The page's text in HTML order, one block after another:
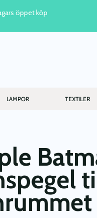
öppet köp
LAMPOR TEXTILER